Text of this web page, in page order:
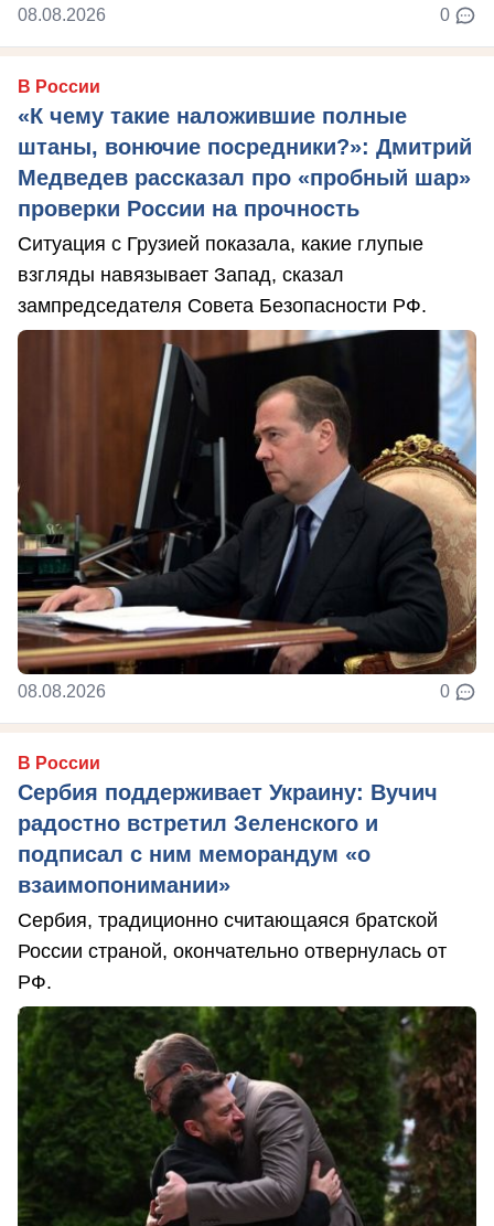
08.08.2026 0
В России
«К чему такие наложившие полные
штаны, вонючие посредники?»: Дмитрий
Медведев рассказал про «пробный шар»
проверки России на прочность
Ситуация с Грузией показала, какие глупые
взгляды навязывает Запад, сказал
зампредседателя Совета Безопасности РФ.
08.08.2026 0
В России
Сербия поддерживает Украину: Вучич
радостно встретил Зеленского и
подписал с ним меморандум «о
взаимопонимании»
Сербия, традиционно считающаяся братской
России страной, окончательно отвернулась от
РФ.